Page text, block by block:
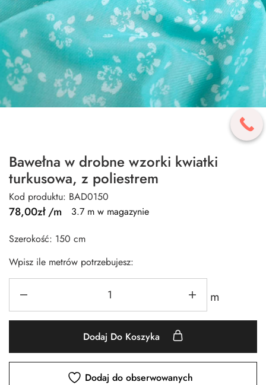
Bawełna w drobne wzorki kwiatki
turkusowa, z poliestrem
Kod produktu: BAD0150
78,00zł/m
3.7 m w magazynie
Szerokość: 150 cm
Wpisz ile metrów potrzebujesz:
m
Dodaj Do Koszyka
Dodaj do obserwowanych